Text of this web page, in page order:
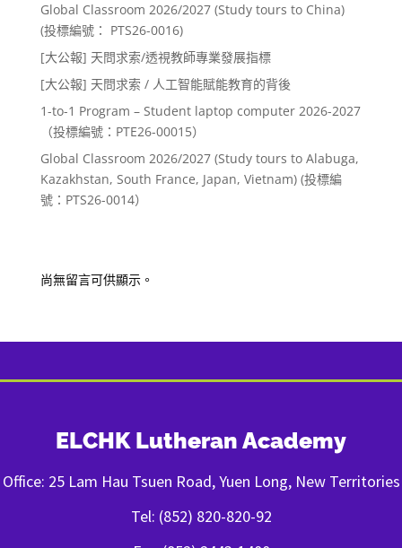
Global Classroom 2026/2027 (Study tours to China)
(投標編號： PTS26-0016)
[大公報] 天問求索/透視教師專業發展指標
[大公報] 天問求索 / 人工智能賦能教育的背後
1-to-1 Program – Student laptop computer 2026-2027
（投標編號：PTE26-00015）
Global Classroom 2026/2027 (Study tours to Alabuga,
Kazakhstan, South France, Japan, Vietnam) (投標編
號：PTS26-0014）
尚無留言可供顯示。
ELCHK Lutheran Academy
Office: 25 Lam Hau Tsuen Road, Yuen Long, New Territories
Tel: (852) 820-820-92